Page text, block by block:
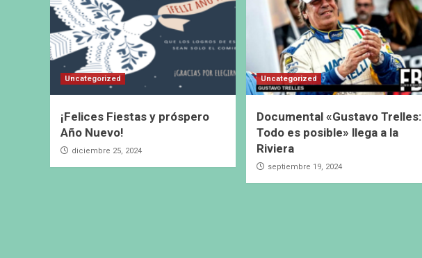
Uncategorized
¡Felices Fiestas y próspero
Año Nuevo!
diciembre 25, 2024
Uncategorized
Documental «Gustavo Trelles:
Todo es posible» llega a la
Riviera
septiembre 19, 2024